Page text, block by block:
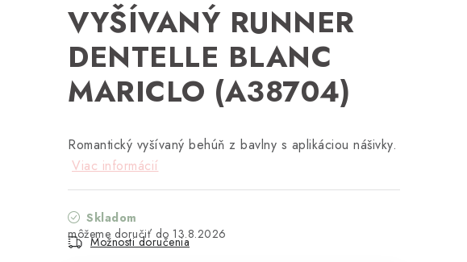
VYŠÍVANÝ RUNNER
DENTELLE BLANC
MARICLO (A38704)
Romantický vyšívaný behúň z bavlny s aplikáciou nášivky.
Viac informácií
Skladom
13.8.2026
Možnosti doručenia